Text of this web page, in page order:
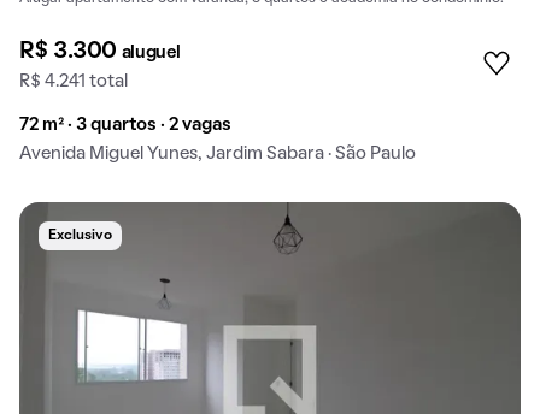
R$ 3.300 aluguel
R$ 4.241 total
72 m² · 3 quartos · 2 vagas
Avenida Miguel Yunes, Jardim Sabara · São Paulo
Exclusivo